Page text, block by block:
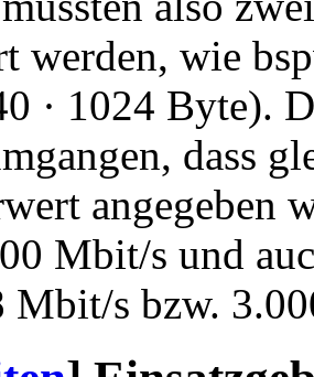
werden, wie
· 1024 Byte).
dass
angegeben
Mbit/s und
Mbit/s bzw.